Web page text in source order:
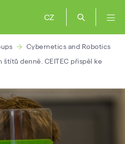
CZ
Cybernetics and Robotics
štítů denně. CEITEC přispěl ke